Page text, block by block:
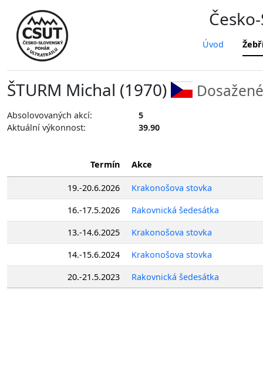
Úvod
ŠTURM Michal (1970)
Absolovovaných akcí: 5
Aktuální výkonnost:
39.90
Termín Akce
19.-20.6.2026 Krakonošova stovka
16.-17.5.2026
Rakovnická šedesátka
13.-14.6.2025
Krakonošova stovka
14.-15.6.2024
Krakonošova stovka
20.-21.5.2023
Rakovnická šedesátka